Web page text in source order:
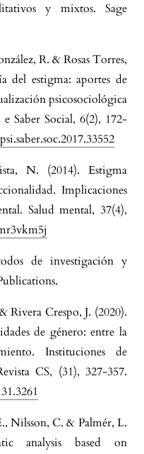
y mixtos. Sage
R. & Rosas Torres,
del estigma: aportes de
psicosociológica
Saber Social, 6(2), 172-
N. (2014). Estigma
Implicaciones
Salud mental, 37(4),
de investigación y
Crespo, J. (2020).
de género: entre la
Instituciones de
CS, (31), 327-357.
Nilsson, C. & Palmér, L.
analysis based on